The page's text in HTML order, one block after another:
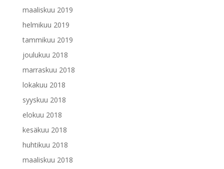
maaliskuu 2019
helmikuu 2019
tammikuu 2019
joulukuu 2018
marraskuu 2018
lokakuu 2018
syyskuu 2018
elokuu 2018
kesäkuu 2018
huhtikuu 2018
maaliskuu 2018